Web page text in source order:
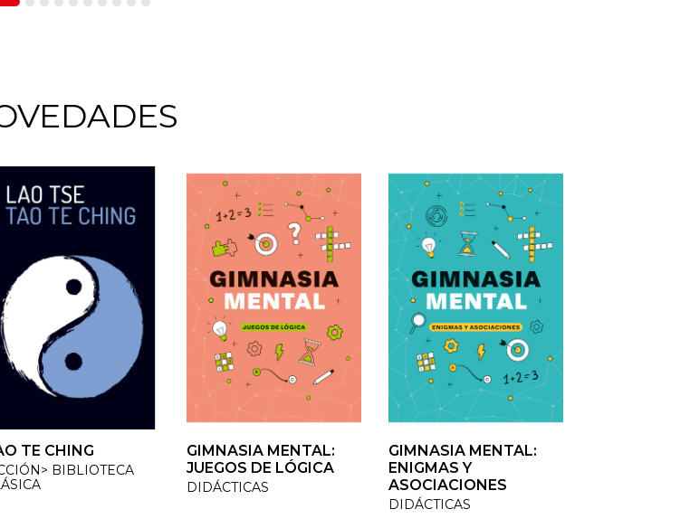
TE CHING
BIBLIOTECA
GIMNASIA MENTAL:
JUEGOS DE LÓGICA
DIDÁCTICAS
GIMNASIA MENTAL:
ENIGMAS Y
ASOCIACIONES
DIDÁCTICAS
TE CHING
BIBLIOTECA
GIMNASIA MENTAL:
JUEGOS DE LÓGICA
DIDÁCTICAS
GIMNASIA MENTAL:
ENIGMAS Y
ASOCIACIONES
DIDÁCTICAS